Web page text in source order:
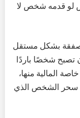
لو قدمه شخص لا
بشكل مستقل
تصبح شخصًا باردًا
المالية منها،
سحر الشخص الذي